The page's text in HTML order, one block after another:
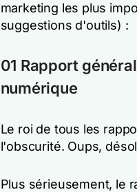
marketing les plus
suggestions d'outils) :
01 Rapport
numérique
Le roi de tous les
l'obscurité. Oups,
Plus sérieusement, le